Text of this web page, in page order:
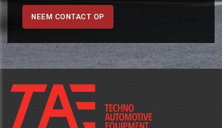
NEEM CONTACT OP